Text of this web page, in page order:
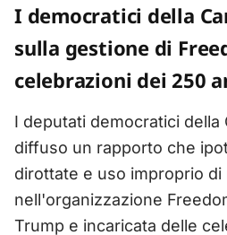
I democratici della
sulla gestione di
celebrazioni dei 250
I deputati democratici della
diffuso un rapporto che
dirottate e uso improprio
nell'organizzazione
Trump e incaricata delle